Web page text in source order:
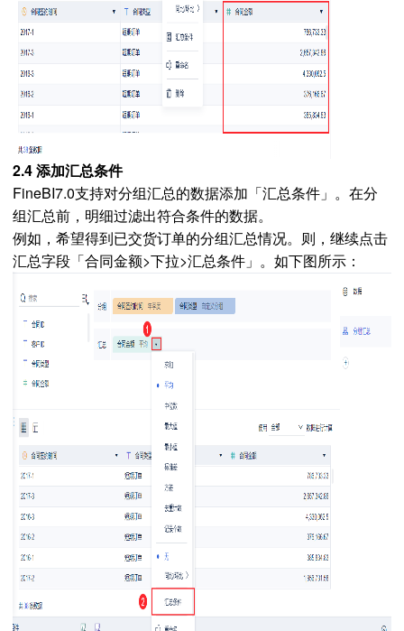
2.4 添加汇总条件
FineBI7.0支持对分组汇总的数据添加「汇总条件」。在分
组汇总前，明细过滤出符合条件的数据。
例如，希望得到已交货订单的分组汇总情况。则，继续点击
汇总字段「合同金额>下拉>汇总条件」。如下图所示：